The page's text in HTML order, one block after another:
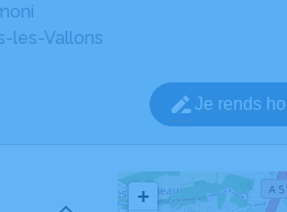
les-Vallons
Je rends
+